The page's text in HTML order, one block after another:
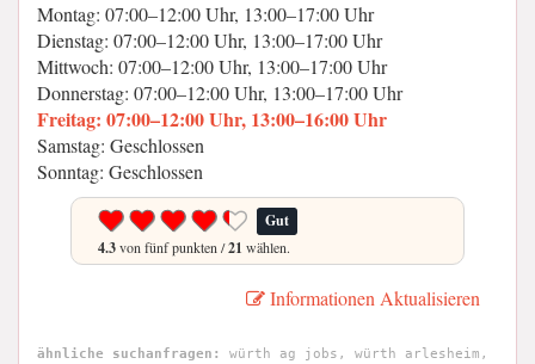
Montag: 07:00–12:00 Uhr, 13:00–17:00 Uhr
Dienstag: 07:00–12:00 Uhr, 13:00–17:00 Uhr
Mittwoch: 07:00–12:00 Uhr, 13:00–17:00 Uhr
Donnerstag: 07:00–12:00 Uhr, 13:00–17:00 Uhr
Freitag: 07:00–12:00 Uhr, 13:00–16:00 Uhr
Samstag: Geschlossen
Sonntag: Geschlossen
Gut
4.3von fünf punkten /21 wählen.
Informationen Aktualisieren
ähnliche suchanfragen:
würth ag jobs, würth arlesheim,